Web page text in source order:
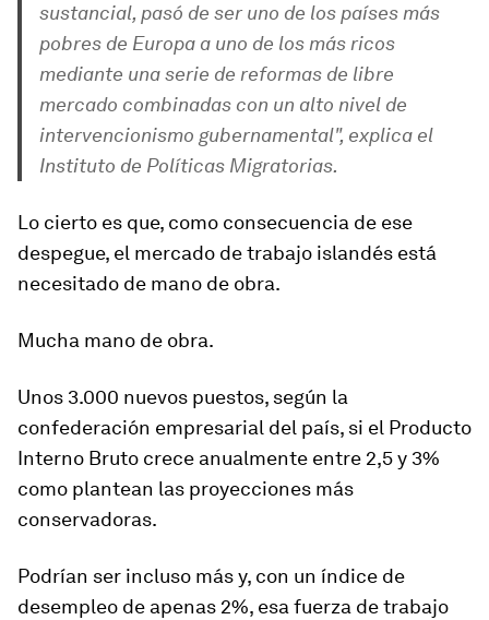
sustancial, pasó de ser uno de los países más
pobres de Europa a uno de los más ricos
mediante una serie de reformas de libre
mercado combinadas con un alto nivel de
intervencionismo gubernamental", explica el
Instituto de Políticas Migratorias.
Lo cierto es que, como consecuencia de ese
despegue, el mercado de trabajo islandés está
necesitado de mano de obra.
Mucha mano de obra.
Unos 3.000 nuevos puestos, según la
confederación empresarial del país, si el Producto
Interno Bruto crece anualmente entre 2,5 y 3%
como plantean las proyecciones más
conservadoras.
Podrían ser incluso más y, con un índice de
desempleo de apenas 2%, esa fuerza de trabajo